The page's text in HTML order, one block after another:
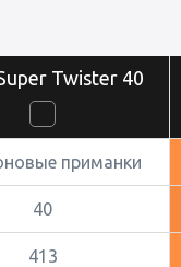
Twister 40
приманки
40
413